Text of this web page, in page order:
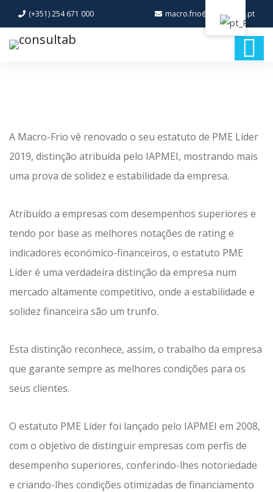
(+351) 254 671 000 macro.frio@macro-frio.pt
A Macro-Frio vê renovado o seu estatuto de PME Líder
2019, distinção atribuída pelo IAPMEI, mostrando mais
uma prova de solidez e estabilidade da empresa.
Atribuído a empresas com desempenhos superiores e
tendo por base as melhores notações de rating e
indicadores económico-financeiros, o estatuto PME
Líder é uma verdadeira distinção da empresa num
mercado altamente competitivo, onde a estabilidade e
solidez financeira são um trunfo.
Esta distinção reconhece, assim, o trabalho da empresa
que garante sempre as melhores condições para os
seus clientes.
O estatuto PME Líder foi lançado pelo IAPMEI em 2008,
com o objetivo de distinguir empresas com perfis de
desempenho superiores, conferindo-lhes notoriedade
e criando-lhes condições otimizadas de financiamento